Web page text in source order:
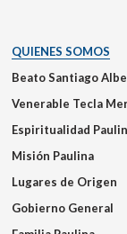
QUIENES SOMOS
Beato Santiago
Venerable Tecla
Espiritualidad
Misión Paulina
Lugares de Origen
Gobierno General